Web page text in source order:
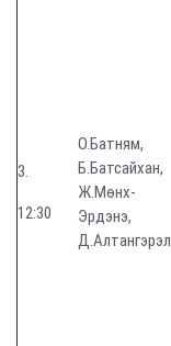
3.
12:30
О.Батням,
Б.Батсайхан,
Ж.Мөнх-
Эрдэнэ,
Д.Алтангэрэл